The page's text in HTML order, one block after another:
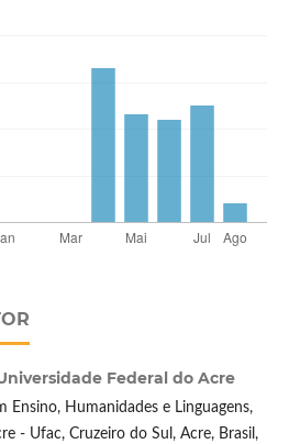
Federal do Acre
Ensino, Humanidades e Linguagens,
- Ufac, Cruzeiro do Sul, Acre, Brasil,